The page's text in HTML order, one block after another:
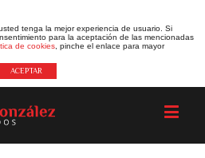
tenga la mejor experiencia de usuario. Si
para la aceptación de las mencionadas
de cookies , pinche el enlace para mayor
ACEPTAR